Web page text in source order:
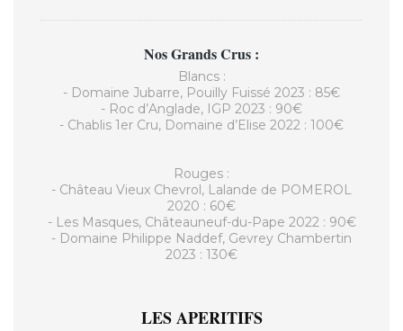
Nos Grands Crus :
Blancs :
- Domaine Jubarre, Pouilly Fuissé 2023 : 85€
- Roc d’Anglade, IGP 2023 : 90€
- Chablis 1er Cru, Domaine d’Elise 2022 : 100€
Rouges :
- Château Vieux Chevrol, Lalande de POMEROL
2020 : 60€
- Les Masques, Châteauneuf-du-Pape 2022 : 90€
- Domaine Philippe Naddef, Gevrey Chambertin
2023 : 130€
LES APERITIFS